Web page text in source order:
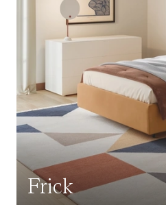
Frick